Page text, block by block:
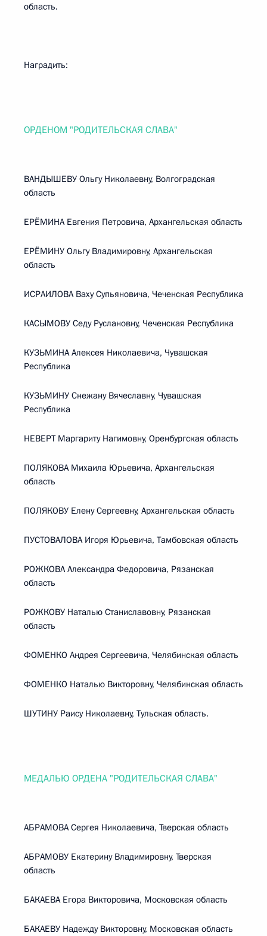
область.
Наградить:
ОРДЕНОМ "РОДИТЕЛЬСКАЯ СЛАВА"
ВАНДЫШЕВУ Ольгу Николаевну, Волгоградская
область
ЕРЁМИНА Евгения Петровича, Архангельская область
ЕРЁМИНУ Ольгу Владимировну, Архангельская
область
ИСРАИЛОВА Ваху Супьяновича, Чеченская Республика
КАСЫМОВУ Седу Руслановну, Чеченская Республика
КУЗЬМИНА Алексея Николаевича, Чувашская
Республика
КУЗЬМИНУ Снежану Вячеславну, Чувашская
Республика
НЕВЕРТ Маргариту Нагимовну, Оренбургская область
ПОЛЯКОВА Михаила Юрьевича, Архангельская
область
ПОЛЯКОВУ Елену Сергеевну, Архангельская область
ПУСТОВАЛОВА Игоря Юрьевича, Тамбовская область
РОЖКОВА Александра Федоровича, Рязанская
область
РОЖКОВУ Наталью Станиславовну, Рязанская
область
ФОМЕНКО Андрея Сергеевича, Челябинская область
ФОМЕНКО Наталью Викторовну, Челябинская область
ШУТИНУ Раису Николаевну, Тульская область.
МЕДАЛЬЮ ОРДЕНА "РОДИТЕЛЬСКАЯ СЛАВА"
АБРАМОВА Сергея Николаевича, Тверская область
АБРАМОВУ Екатерину Владимировну, Тверская
область
БАКАЕВА Егора Викторовича, Московская область
БАКАЕВУ Надежду Викторовну, Московская область